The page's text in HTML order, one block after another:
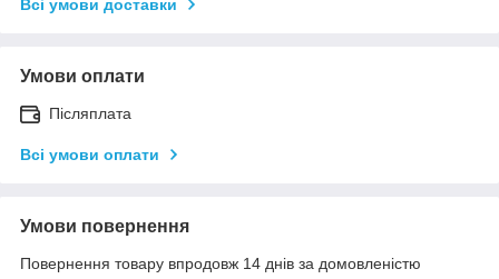
Всі умови доставки
Умови оплати
Післяплата
Всі умови оплати
Умови повернення
Повернення товару впродовж 14 днів за домовленістю